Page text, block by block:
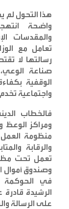
هذا التحول لم
واضحة
والمقدسات
تعامل مع
رسالتها لا
صناعة الوعي،
الوقفية
واجتماعية
فالخطاب
ومراكز الوعظ
منظومة
والرقابة
تعمل تحت
وصندوق أموال
في الحوكمة
الرشيدة
على الرسالة